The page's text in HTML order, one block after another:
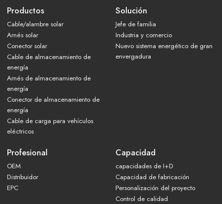
Productos
Cable/alambre solar
Arnés solar
Conector solar
Cable de almacenamiento de
energía
Arnés de almacenamiento de
energía
Conector de almacenamiento de
energía
Cable de carga para vehículos
eléctricos
Solución
Jefe de familia
Industria y comercio
Nuevo sistema energético de gran
envergadura
Profesional
OEM
Distribuidor
EPC
Capacidad
capacidades de I+D
Capacidad de fabricación
Personalización del proyecto
Control de calidad